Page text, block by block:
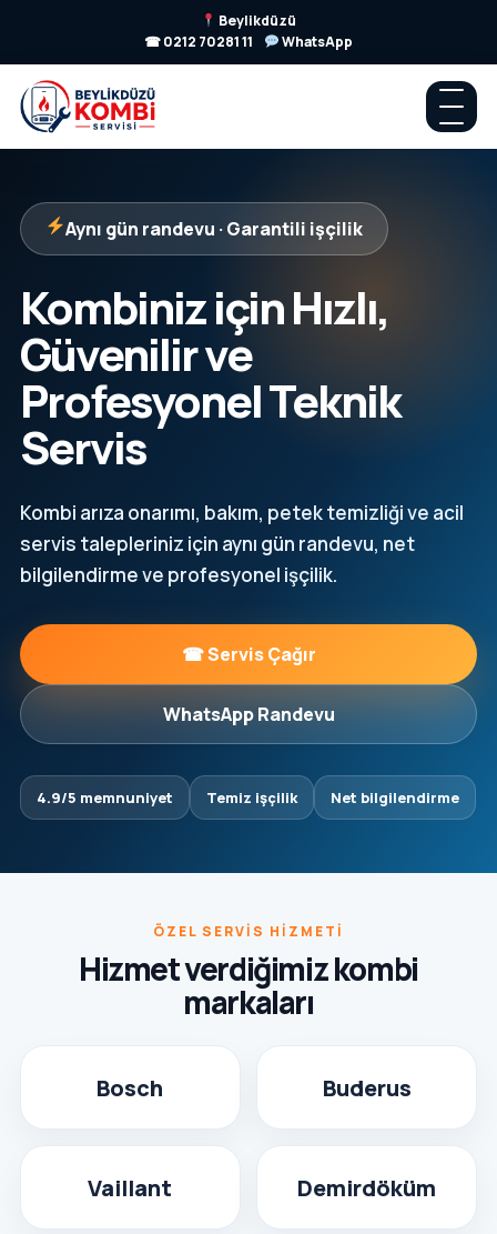
Beylikdüzü
☎ 0212 70281 11
WhatsApp
Aynı gün randevu · Garantili işçilik
Kombiniz için Hızlı,
Güvenilir ve
Profesyonel Teknik
Servis
Kombi arıza onarımı, bakım, petek temizliği ve acil
servis talepleriniz için aynı gün randevu, net
bilgilendirme ve profesyonel işçilik.
☎ Servis Çağır
WhatsApp Randevu
4.9/5 memnuniyet Temiz işçilik Net bilgilendirme
ÖZEL SERVIS HIZMETI
Hizmet verdiğimiz kombi
markaları
Bosch Buderus
Vaillant Demirdöküm